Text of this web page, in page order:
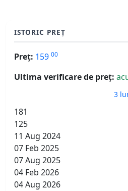
ISTORIC PREȚ
Preț: 159 00
Ultima verificare de preț:
3
181
125
11 Aug 2024
07 Feb 2025
07 Aug 2025
04 Feb 2026
04 Aug 2026